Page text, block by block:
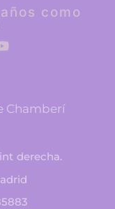
como
Chamberí
derecha.